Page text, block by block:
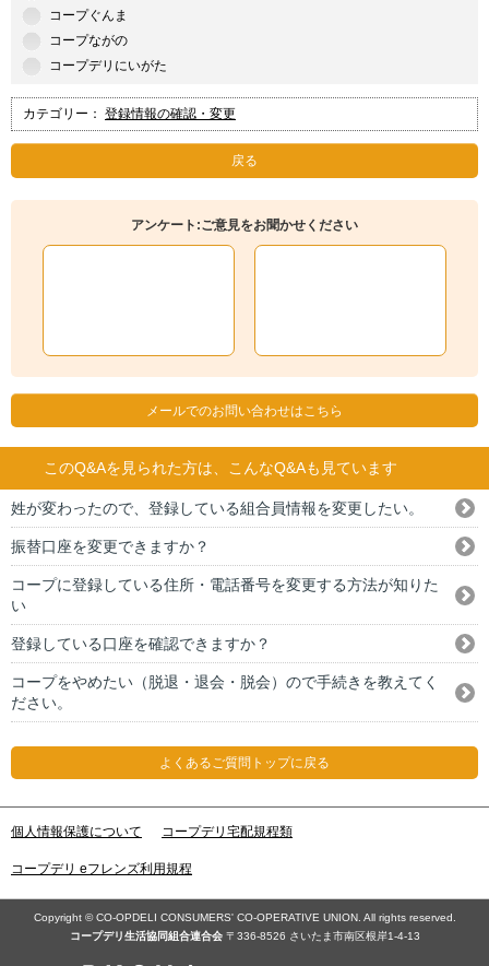
コープぐんま
コープながの
コープデリにいがた
カテゴリー： 登録情報の確認・変更
戻る
アンケート:ご意見をお聞かせください
メールでのお問い合わせはこちら
このQ&Aを見られた方は、こんなQ&Aも見ています
姓が変わったので、登録している組合員情報を変更したい。
振替口座を変更できますか？
コープに登録している住所・電話番号を変更する方法が知りた
い
登録している口座を確認できますか？
コープをやめたい（脱退・退会・脱会）ので手続きを教えてく
ださい。
よくあるご質問トップに戻る
個人情報保護について コープデリ宅配規程類
コープデリ eフレンズ利用規程
Copyright © CO-OPDELI CONSUMERS' CO-OPERATIVE UNION. All rights reserved.
コープデリ⽣活協同組合連合会〒336-8526 さいたま市南区根岸1-4-13